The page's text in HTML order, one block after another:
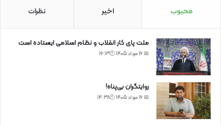
محبوب اخیر نظرات
ملت پای کار انقلاب و نظام اسلامی ایستاده است
📅 16 مرداد 1405 🕙16:13
روایتگران بی‌پناه!
📅 16 مرداد 1405 🕙14:38